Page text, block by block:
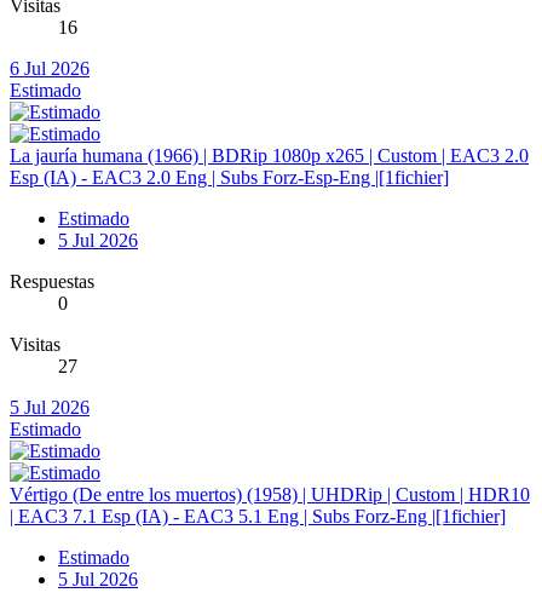
Visitas
16
6 Jul 2026
Estimado
La jauría humana (1966) | BDRip 1080p x265 | Custom | EAC3 2.0
Esp (IA) - EAC3 2.0 Eng | Subs Forz-Esp-Eng |[1fichier]
Estimado
5 Jul 2026
Respuestas
0
Visitas
27
5 Jul 2026
Estimado
Vértigo (De entre los muertos) (1958) | UHDRip | Custom | HDR10
| EAC3 7.1 Esp (IA) - EAC3 5.1 Eng | Subs Forz-Eng |[1fichier]
Estimado
5 Jul 2026